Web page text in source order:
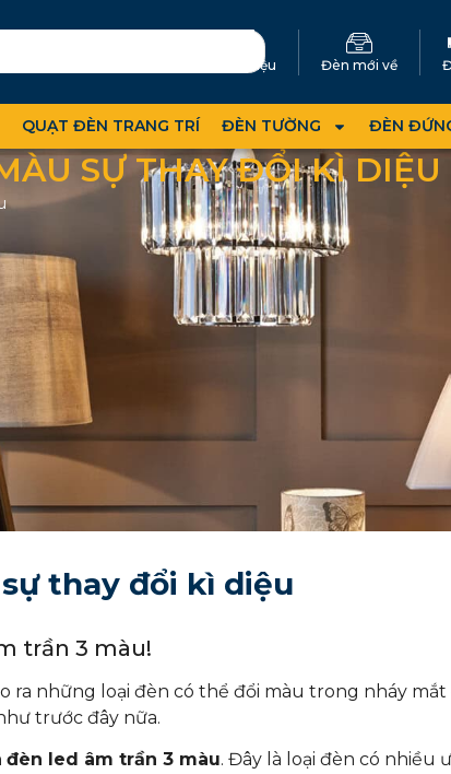
Giới thiệu Đèn mới về
QUẠT ĐÈN TRANG TRÍ ĐÈN TƯỜNG ĐÈN
SỰ THAY ĐỔI KÌ DIỆU
thay đổi kì diệu
trần 3 màu!
ra những loại đèn có thể đổi màu trong nháy
trước đây nữa.
đèn led âm trần 3 màu. Đây là loại đèn có nhiều